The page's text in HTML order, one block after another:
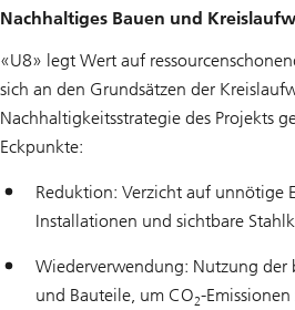
Nachhaltiges Bauen und
«U8» legt Wert auf
sich an den Grundsätzen der
Nachhaltigkeitsstrategie des Projekts
Eckpunkte:
Reduktion: Verzicht auf unnötige
Installationen und sichtbare
Wiederverwendung: Nutzung der
und Bauteile, um CO2-